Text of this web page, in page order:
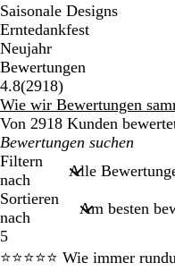
Saisonale Designs
Erntedankfest
Neujahr
Bewertungen
4.8(29182918
Bewertungen
)
Wie wir Bewertungen
Von 2918 Kunden
Meine
Sucheingaben
Filtern
nach
Sortieren
nach
5
⭐⭐⭐⭐⭐ Wie immer